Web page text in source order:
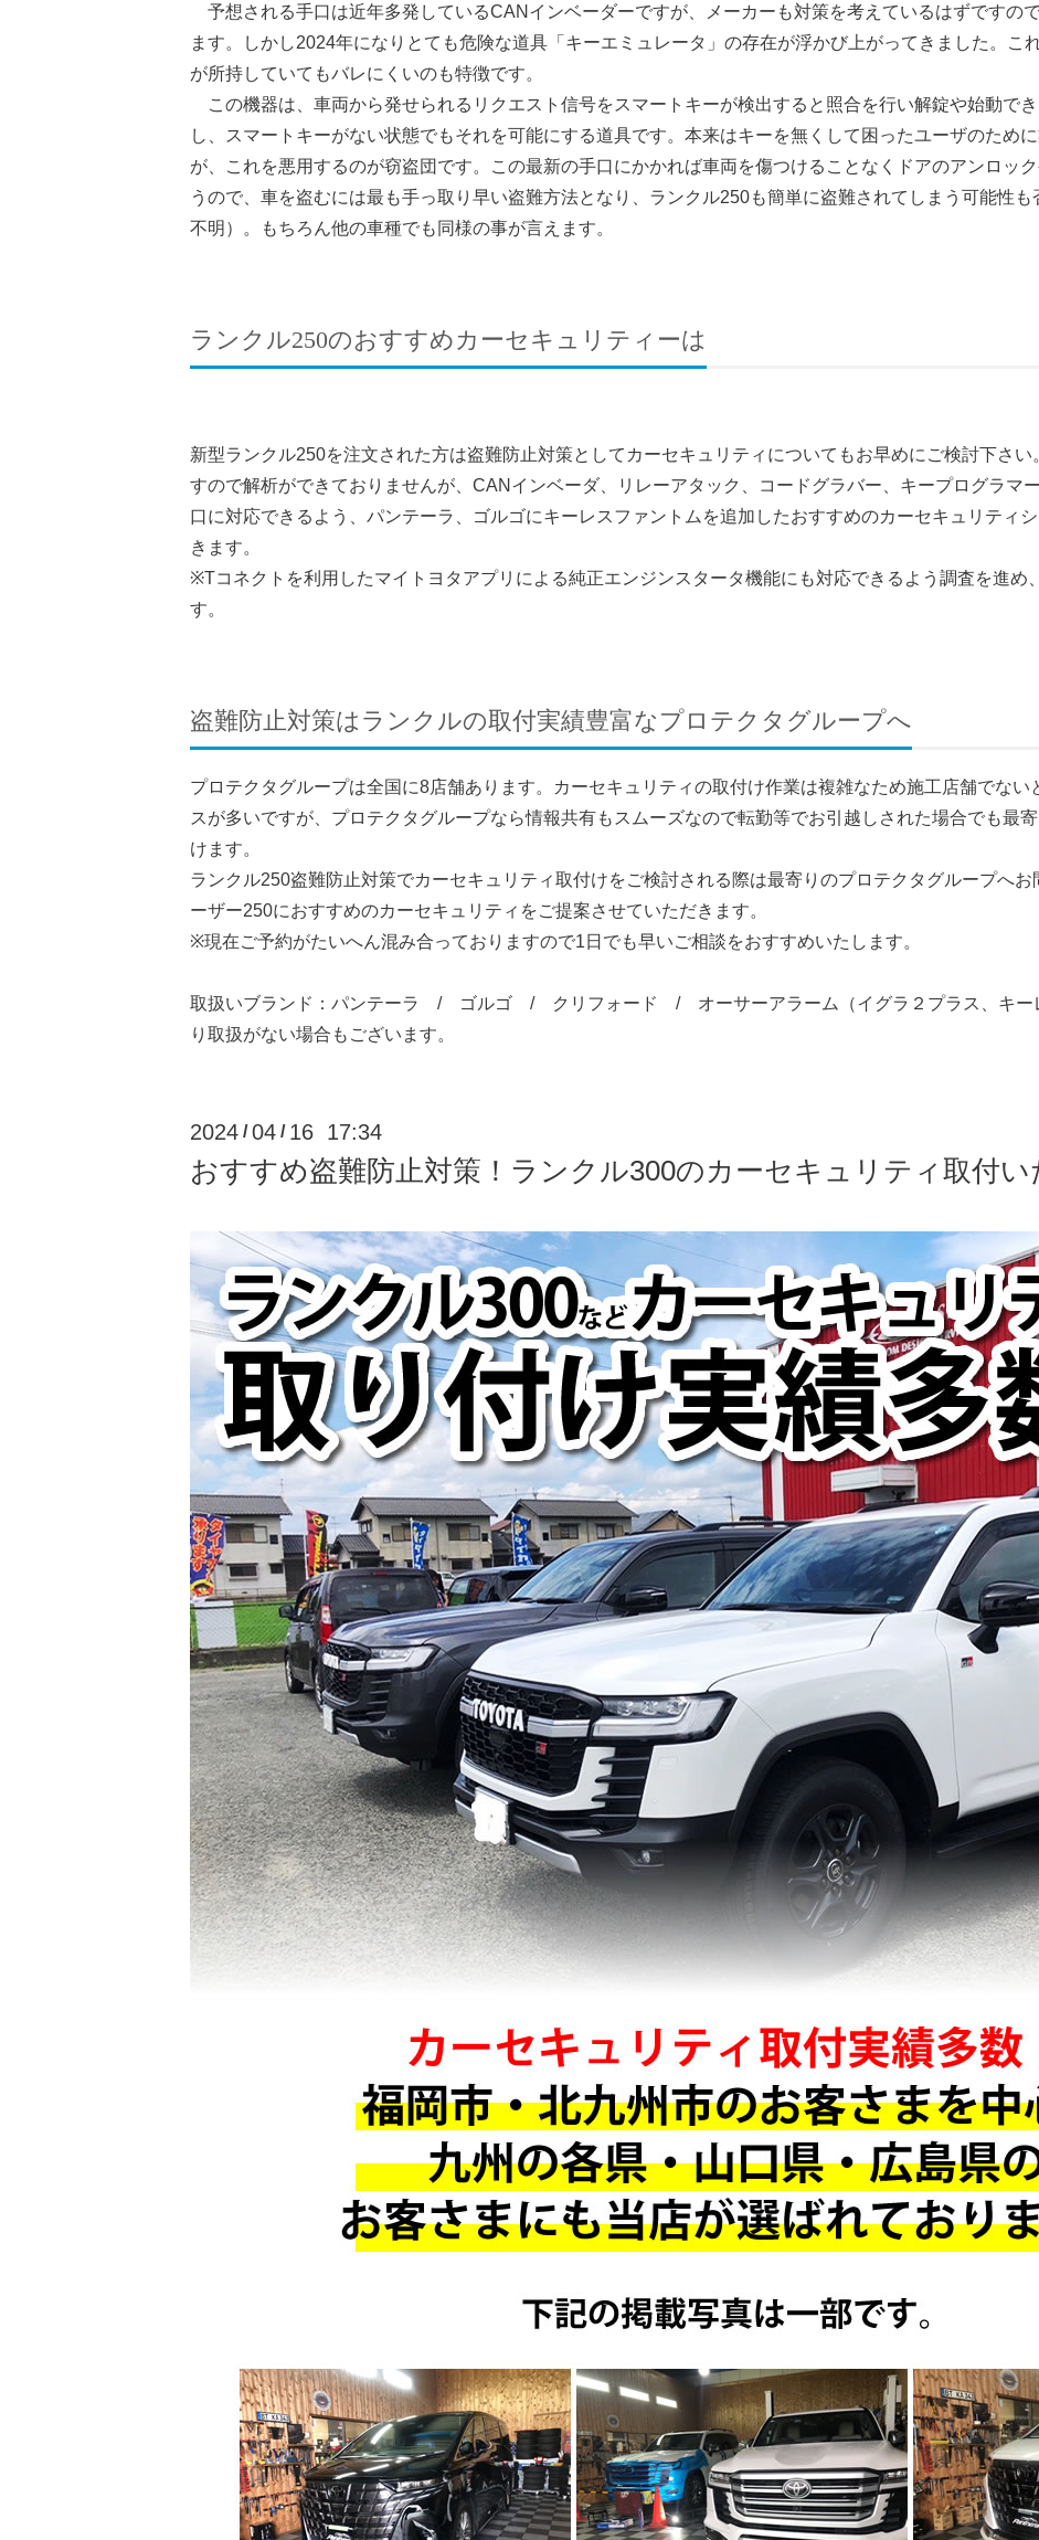
予想される手口は近年多発しているCANインベーダーですが、メーカーも対策を考えているはずですの
ます。しかし2024年になりとても危険な道具「キーエミュレータ」の存在が浮かび上がってきました。こ
が所持していてもバレにくいのも特徴です。
この機器は、車両から発せられるリクエスト信号をスマートキーが検出すると照合を行い解錠や始動で
し、スマートキーがない状態でもそれを可能にする道具です。本来はキーを無くして困ったユーザのため
が、これを悪用するのが窃盗団です。この最新の手口にかかれば車両を傷つけることなくドアのアンロッ
うので、車を盗むには最も手っ取り早い盗難方法となり、ランクル250も簡単に盗難されてしまう可能性
不明）。もちろん他の車種でも同様の事が言えます。
ランクル250のおすすめカーセキュリティーは
新型ランクル250を注文された方は盗難防止対策としてカーセキュリティについてもお早めにご検討下さ
すので解析ができておりませんが、CANインベーダ、リレーアタック、コードグラバー、キープログラマ
口に対応できるよう、パンテーラ、ゴルゴにキーレスファントムを追加したおすすめのカーセキュリティ
きます。
※Tコネクトを利用したマイトヨタアプリによる純正エンジンスタータ機能にも対応できるよう調査を進め
す。
盗難防止対策はランクルの取付実績豊富なプロテクタグループへ
プロテクタグループは全国に8店舗あります。カーセキュリティの取付け作業は複雑なため施工店舗でない
スが多いですが、プロテクタグループなら情報共有もスムーズなので転勤等でお引越しされた場合でも最
けます。
ランクル250盗難防止対策でカーセキュリティ取付けをご検討される際は最寄りのプロテクタグループへ
ーザー250におすすめのカーセキュリティをご提案させていただきます。
※現在ご予約がたいへん混み合っておりますので1日でも早いご相談をおすすめいたします。
取扱いブランド：パンテーラ / ゴルゴ / クリフォード / オーサーアラーム（イグラ２プラス、キー
り取扱がない場合もございます。
2024 /04 / 16 17:34
おすすめ盗難防止対策！ランクル300のカーセキュリティ取付い